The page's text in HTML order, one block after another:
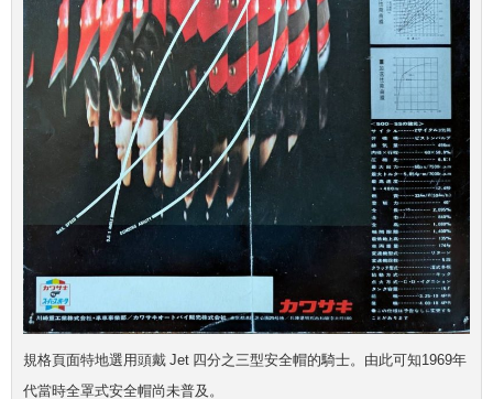
規格頁面特地選用頭戴 Jet 四分之三型安全帽的騎士。由此可知1969年
代當時全罩式安全帽尚未普及。